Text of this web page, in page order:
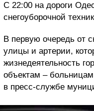
С 22:00 на дороги
снегоуборочной
В первую очередь от
улицы и артерии,
жизнедеятельность
объектам –
в пресс-службе